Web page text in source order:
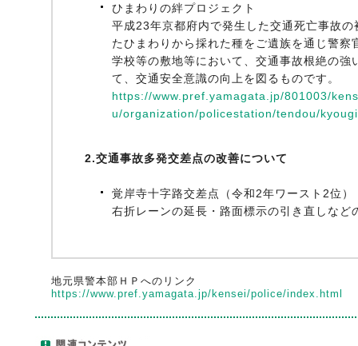
ひまわりの絆プロジェクト
平成23年京都府内で発生した交通死亡事故
たひまわりから採れた種をご遺族を通じ警察
学校等の敷地等において、交通事故根絶の強
て、交通安全意識の向上を図るものです。
https://www.pref.yamagata.jp/801003/
u/organization/policestation/tendou/
2.交通事故多発交差点の改善について
覚岸寺十字路交差点（令和2年ワースト2位）
右折レーンの延長・路面標示の引き直しなど
地元県警本部ＨＰへのリンク
https://www.pref.yamagata.jp/kensei/police/index.html